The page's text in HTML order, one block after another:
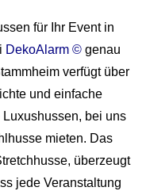
für Ihr Event in
DekoAlarm © genau
verfügt über
und einfache
bei uns
mieten. Das
überzeugt
jede Veranstaltung